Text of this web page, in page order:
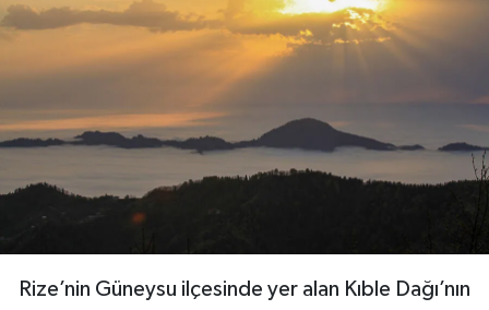
Rize’nin Güneysu ilçesinde yer alan Kıble Dağı’nın
Manisa Müftülüğü
Mardin Müftülüğü
Mersin Müftülüğü
Muğla Müftülüğü
Nevşehir Müftülüğü